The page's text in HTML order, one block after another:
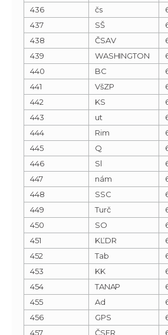
436 čs
437
SŠ
438
ČSAV
439
WASHINGTON
440
BC
441
VšZP
442
KS
443
ut
444
Rim
445
Q
446
Sl
447
nám
448
SSC
449
Turč
450
SO
451
KĽDR
452
Tab
453
KK
454
TANAP
455
Ad
456
GPS
457
ČSFR